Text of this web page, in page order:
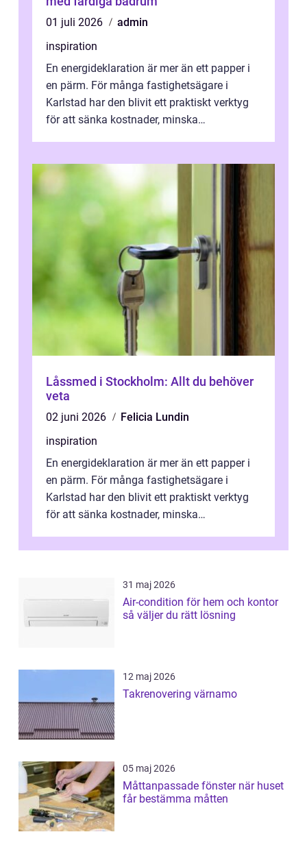
01 juli 2026
admin
inspiration
En energideklaration är mer än ett papper i
en pärm. För många fastighetsägare i
Karlstad har den blivit ett praktiskt verktyg
för att sänka kostnader, minska
Låssmed i Stockholm: Allt du behöver
veta
02 juni 2026
Felicia Lundin
inspiration
En energideklaration är mer än ett papper i
en pärm. För många fastighetsägare i
Karlstad har den blivit ett praktiskt verktyg
för att sänka kostnader, minska
31 maj 2026
Air-condition för hem och kontor
så väljer du rätt lösning
12 maj 2026
Takrenovering värnamo
05 maj 2026
Måttanpassade fönster när huset
får bestämma måtten